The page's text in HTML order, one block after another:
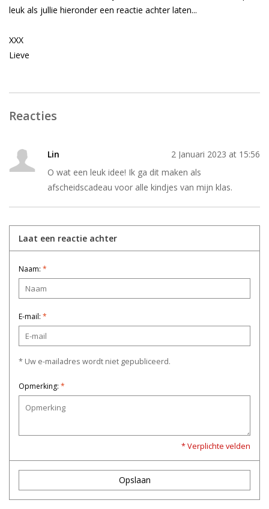
leuk als jullie hieronder een reactie achter laten...
XXX
Lieve
Reacties
Lin
2 Januari 2023 at 15:56
O wat een leuk idee! Ik ga dit maken als
afscheidscadeau voor alle kindjes van mijn klas.
Laat een reactie achter
Naam: *
E-mail: *
* Uw e-mailadres wordt niet gepubliceerd.
Opmerking: *
* Verplichte velden
Opslaan